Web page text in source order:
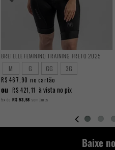
BRETELLE FEMININO TRAINING PRETO 2025
M G GG 3G
R$ 467,90 no cartão
ou R$ 421,11 à vista no pix
5x de R$ 93,58 sem juros
Baixe